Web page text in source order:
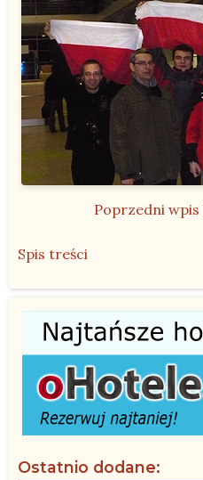
Poprzedni wpis
Spis treści
Ostatnio dodane: